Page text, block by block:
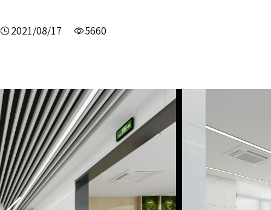
2021/08/17 5660